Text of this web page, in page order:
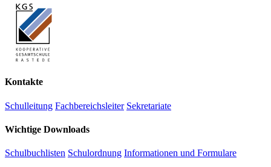
Kontakte
Schulleitung Fachbereichsleiter Sekretariate
Wichtige Downloads
Schulbuchlisten Schulordnung Informationen und Formulare